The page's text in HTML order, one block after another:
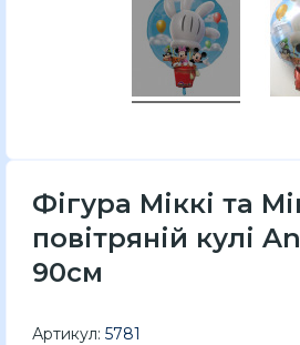
Фігура Міккі та
повітряній кулі
90см
Артикул: 5781